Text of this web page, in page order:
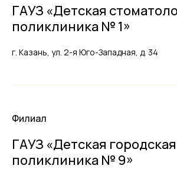
ГАУЗ «Детская
поликлиника № 1»
г. Казань, ул. 2-я Юго-Западная, д. 34
Филиал
ГАУЗ «Детская городская
поликлиника № 9»